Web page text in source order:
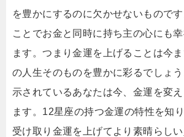
を豊かにするのに欠かせないもので
ことでお金と同時に持ち主の心にも
ます。つまり金運を上げることは今
の人生そのものを豊かに彩るでしょ
示されているあなたは今、金運を変
ます。12星座の持つ金運の特性を知
受け取り金運を上げてより素晴らし